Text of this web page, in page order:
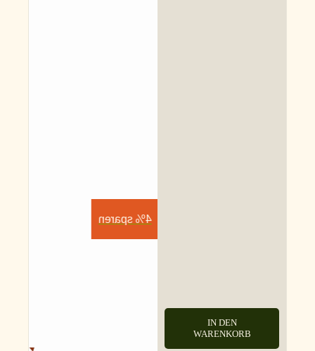
4% sparen
IN DEN
WARENKORB